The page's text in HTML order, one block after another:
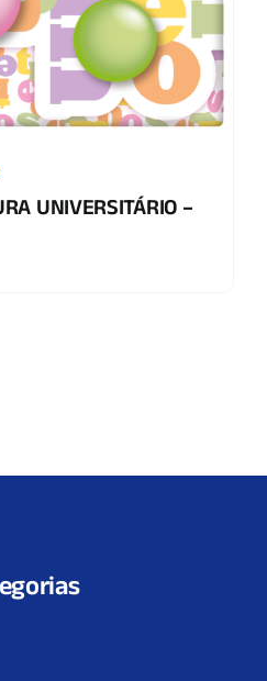
UNIVERSITÁRIO –